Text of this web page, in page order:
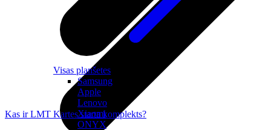
Visas planšetes
Samsung
Apple
Lenovo
Xiaomi
ONYX
Kas ir LMT Kartes starta komplekts?